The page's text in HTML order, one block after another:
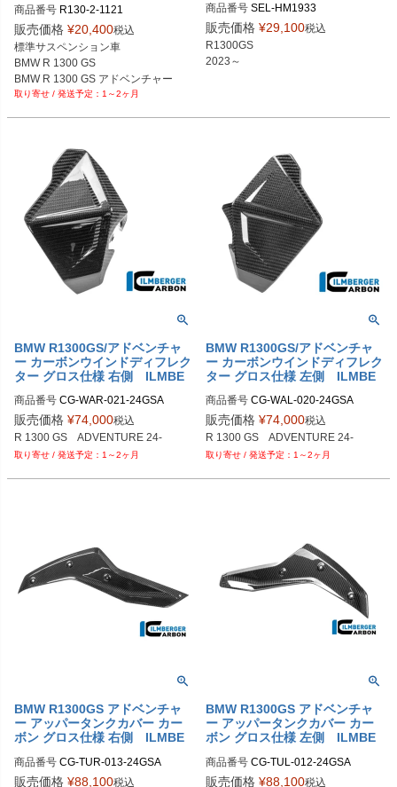
9に適合
商品番号 R130-2-1121
販売価格 ¥20,400税込
標準サスペンション車
BMW R 1300 GS
BMW R 1300 GS アドベンチャー
1～2ヶ月
商品番号 SEL-HM1933
HM1933-SW：ブラック
HM1933-TI：チタン
HM1933-RT：レッド
HM1933-SI：シルバー
HM1933-GR：グリーン
販売価格 ¥29,100税込
R1300GS
2023～
BMW R1300GS/アドベンチャ
ー カーボンウインドディフレク
ター グロス仕様 右側 ILMBE
商品番号 CG-WAR-021-24GSA
販売価格 ¥74,000税込
1～2ヶ月
BMW R1300GS/アドベンチャ
ー カーボンウインドディフレク
ター グロス仕様 左側 ILMBE
商品番号 CG-WAL-020-24GSA
M品番：CG.WAL.020.24GSA
販売価格 ¥74,000税込
1～2ヶ月
BMW R1300GS アドベンチャ
ー アッパータンクカバー カー
ボン グロス仕様 右側 ILMBE
商品番号 CG-TUR-013-24GSA
M品番：CG.TUR.013.24GSA
販売価格 ¥88,100税込
BMW R1300GS アドベンチャ
ー アッパータンクカバー カー
ボン グロス仕様 左側 ILMBE
商品番号 CG-TUL-012-24GSA
M品番：CG.TUL.012.24GSA
販売価格 ¥88,100税込